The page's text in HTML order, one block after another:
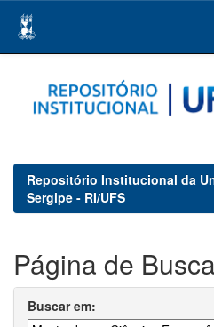
navigation
Repositório Institucional da
Sergipe - RI/UFS
Página de Busca
Buscar em: